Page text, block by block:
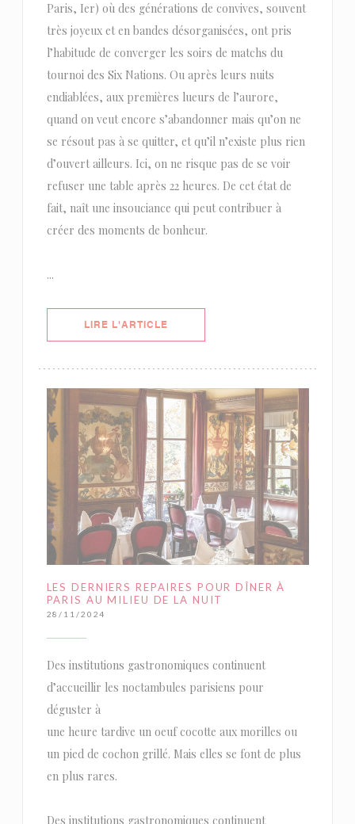
Paris, Ier) où des générations de convives, souvent
très joyeux et en bandes désorganisées, ont pris
l’habitude de converger les soirs de matchs du
tournoi des Six Nations. Ou après leurs nuits
endiablées, aux premières lueurs de l’aurore,
quand on veut encore s’abandonner mais qu’on ne
se résout pas à se quitter, et qu’il n’existe plus rien
d’ouvert ailleurs. Ici, on ne risque pas de se voir
refuser une table après 22 heures. De cet état de
fait, naît une insouciance qui peut contribuer à
créer des moments de bonheur.
...
LIRE L'ARTICLE((OUVRE UNE NOUVELLE
LES DERNIERS REPAIRES POUR DÎNER À
PARIS AU MILIEU DE LA NUIT
28/11/2024
Des institutions gastronomiques continuent
d’accueillir les noctambules parisiens pour
déguster à
une heure tardive un oeuf cocotte aux morilles ou
un pied de cochon grillé. Mais elles se font de plus
en plus rares.
Des institutions gastronomiques continuent